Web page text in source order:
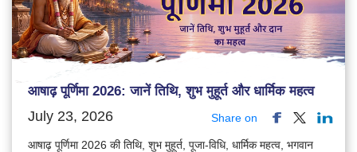
आषाढ़ पूर्णिमा 2026: जानें तिथि, शुभ मुहूर्त और धार्मिक महत्व
July 23, 2026 Share on
आषाढ़ पूर्णिमा 2026 की तिथि, शुभ मुहूर्त, पूजा-विधि, धार्मिक महत्व, भगवान